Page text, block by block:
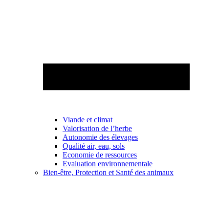
Viande et climat
Valorisation de l’herbe
Autonomie des élevages
Qualité air, eau, sols
Economie de ressources
Evaluation environnementale
Bien-être, Protection et Santé des animaux